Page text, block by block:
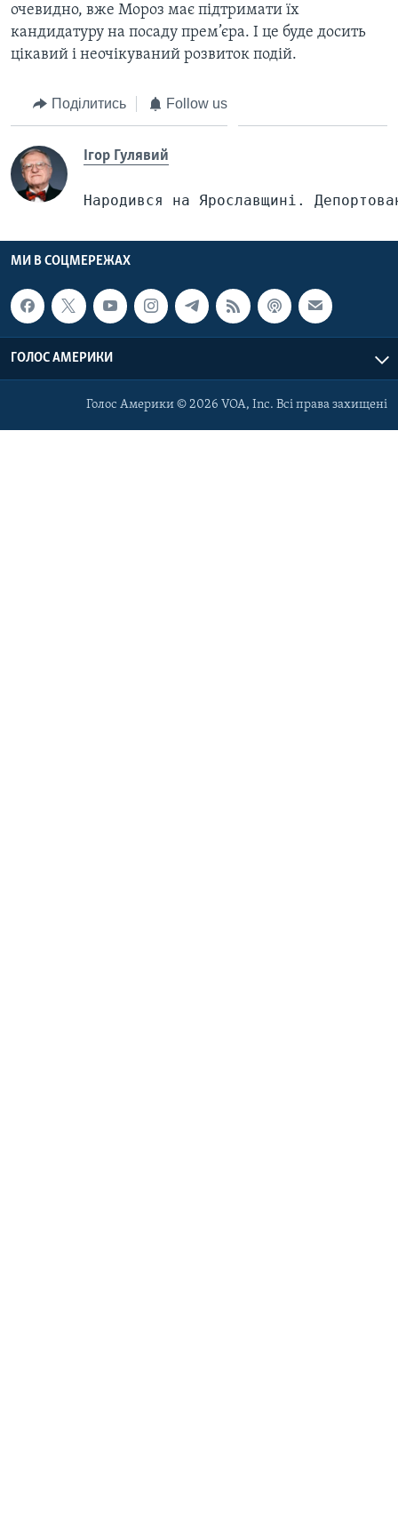
очевидно, вже Мороз має підтримати їх
кандидатуру на посаду прем’єра. І це буде досить
цікавий і неочікуваний розвиток подій.
Поділитись Follow us
Ігор Гулявий
Народився на Ярославщині.
МИ В СОЦМЕРЕЖАХ
ГОЛОС АМЕРИКИ
Голос Америки © 2026 VOA, Inc. Всі права захищені